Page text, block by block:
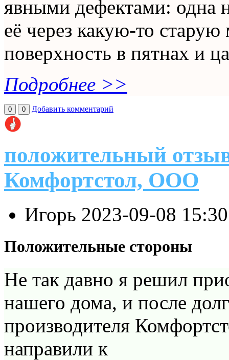
явными дефектами: одна
её через какую-то
поверхность в пятнах и
Подробнее >>
0 0 Добавить комментарий
положительный
Комфортстол, ООО
Игорь 2023-09-08
Положительные стороны
Не так давно я решил
нашего дома, и после
производителя
направили к